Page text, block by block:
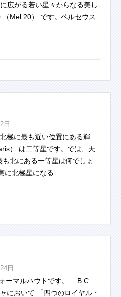
広がる若い星々からなる美し
Mel.20） です。ペルセウス
日
極に最も近い位置にある輝
） は二等星です。では、天
北にある一等星は何でしょ
北極星になる …
日
ーマルハウトです。 B.C.
において 「四つのロイヤル・